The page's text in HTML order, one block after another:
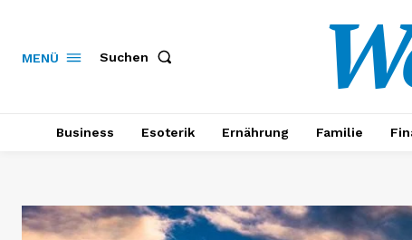
MENÜ Suchen
Business Esoterik Ernährung Familie